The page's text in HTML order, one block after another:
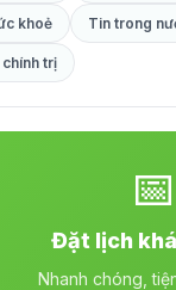
khoẻ Tin trong
trị
📅
Đặt lịch
Nhanh chóng,